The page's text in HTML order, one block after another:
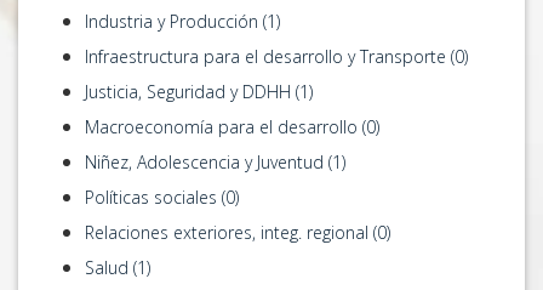
Industria y Producción (1)
Infraestructura para el desarrollo y Transporte (0)
Justicia, Seguridad y DDHH (1)
Macroeconomía para el desarrollo (0)
Niñez, Adolescencia y Juventud (1)
Políticas sociales (0)
Relaciones exteriores, integ. regional (0)
Salud (1)